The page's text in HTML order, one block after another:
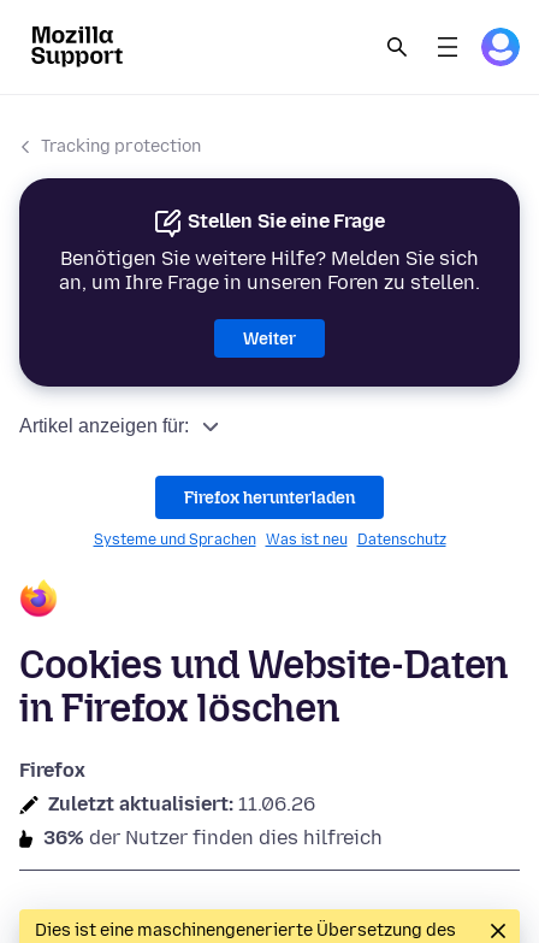
Tracking protection
Stellen Sie eine Frage
Benötigen Sie weitere Hilfe? Melden Sie sich
an, um Ihre Frage in unseren Foren zu stellen.
Weiter
Artikel anzeigen für:
Firefox herunterladen
Systeme und Sprachen Was ist neu Datenschutz
Cookies und Website-Daten
in Firefox löschen
Firefox
Zuletzt aktualisiert: 11.06.26
36% der Nutzer finden dies hilfreich
Dies ist eine maschinengenerierte Übersetzung des